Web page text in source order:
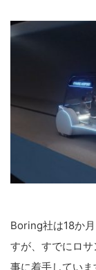
Boring社は18か
すが、すでにロ
事に着手してい